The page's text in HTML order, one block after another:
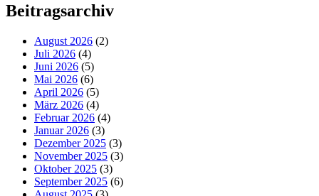
Beitragsarchiv
August 2026 (2)
Juli 2026 (4)
Juni 2026 (5)
Mai 2026 (6)
April 2026 (5)
März 2026 (4)
Februar 2026 (4)
Januar 2026 (3)
Dezember 2025 (3)
November 2025 (3)
Oktober 2025 (3)
September 2025 (6)